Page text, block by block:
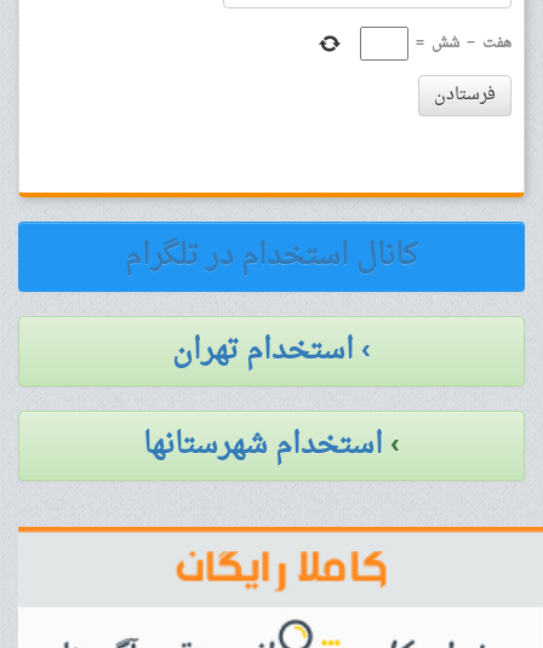
هفت − شش =
فرستادن
کانال استخدام در تلگرام
› استخدام تهران
›استخدام شهرستانها